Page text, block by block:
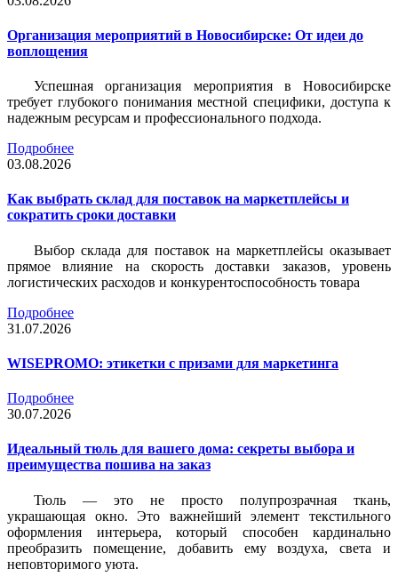
Организация мероприятий в Новосибирске: От идеи до
воплощения
Успешная организация мероприятия в Новосибирске
требует глубокого понимания местной специфики, доступа к
надежным ресурсам и профессионального подхода.
Подробнее
03.08.2026
Как выбрать склад для поставок на маркетплейсы и
сократить сроки доставки
Выбор склада для поставок на маркетплейсы оказывает
прямое влияние на скорость доставки заказов, уровень
логистических расходов и конкурентоспособность товара
Подробнее
31.07.2026
WISEPROMO: этикетки с призами для маркетинга
Подробнее
30.07.2026
Идеальный тюль для вашего дома: секреты выбора и
преимущества пошива на заказ
Тюль — это не просто полупрозрачная ткань,
украшающая окно. Это важнейший элемент текстильного
оформления интерьера, который способен кардинально
преобразить помещение, добавить ему воздуха, света и
неповторимого уюта.